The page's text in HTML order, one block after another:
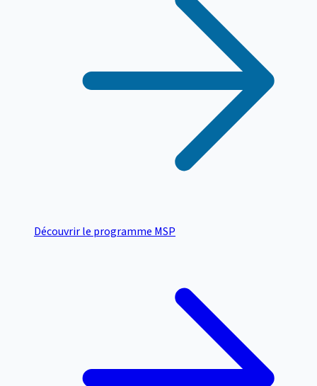
Découvrir le programme MSP